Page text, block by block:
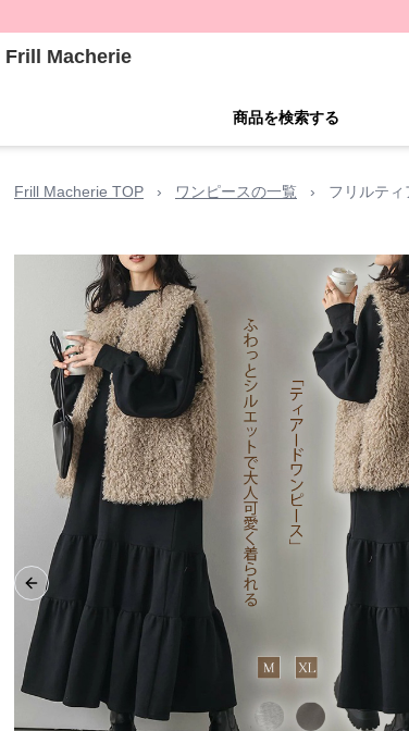
Frill Macherie
商品を検索する
Frill Macherie TOP › ワンピースの一覧 › フリルティ
Previous slide